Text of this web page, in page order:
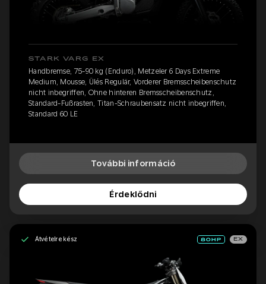
STARK VARG EX
Handbremse, 75-90 kg (Enduro), Metzeler 6 Days Extreme
Medium, Mousse, Ülés Regulär, Vorderer Bremsscheibenschutz
nicht inbegriffen, Ohne hinteren Bremsscheibenschutz,
Standard-Fußrasten, Titan-Schraubensatz nicht inbegriffen,
Standard 60 LE
További információ
Érdeklődni
Átvételre kész EX